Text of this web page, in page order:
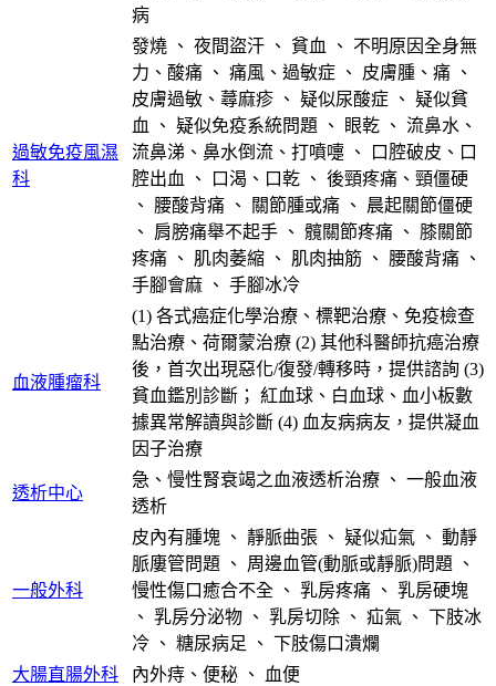
病
過敏免疫風濕
科
發燒 、 夜間盜汗 、 貧血 、 不明原因全身無
力、酸痛 、 痛風、過敏症 、 皮膚腫、痛 、
皮膚過敏、蕁麻疹 、 疑似尿酸症 、 疑似貧
血
、 疑似免疫系統問題 、 眼乾 、 流鼻水、
流鼻涕、鼻水倒流、打噴嚏 、
口腔破皮、口
腔出血
、 口渴、口乾 、 後頸疼痛、頸僵硬
、 腰酸背痛 、 關節腫或痛 、 晨起關節僵硬
、 肩膀痛舉不起手 、 髖關節疼痛 、 膝關節
疼痛 、 肌肉萎縮 、 肌肉抽筋 、 腰酸背痛 、
手腳會麻 、 手腳冰冷
血液腫瘤科
(1) 各式癌症化學治療、標靶治療、免疫檢查
點治療、荷爾蒙治療 (2) 其他科醫師抗癌治療
後，首次出現惡化/復發/轉移時，提供諮詢 (3)
貧血鑑別診斷； 紅血球、白血球、血小板數
據異常解讀與診斷 (4) 血友病病友，提供凝血
因子治療
透析中心
急、慢性腎衰竭之血液透析治療 、 一般血液
透析
一般外科
皮內有腫塊 、 靜脈曲張 、 疑似疝氣 、 動靜
脈廔管問題 、 周邊血管(動脈或靜脈)問題 、
慢性傷口癒合不全 、 乳房疼痛 、 乳房硬塊
、 乳房分泌物 、 乳房切除 、 疝氣 、 下肢冰
冷 、 糖尿病足 、 下肢傷口潰爛
大腸直腸外科
內外痔、便秘 、 血便